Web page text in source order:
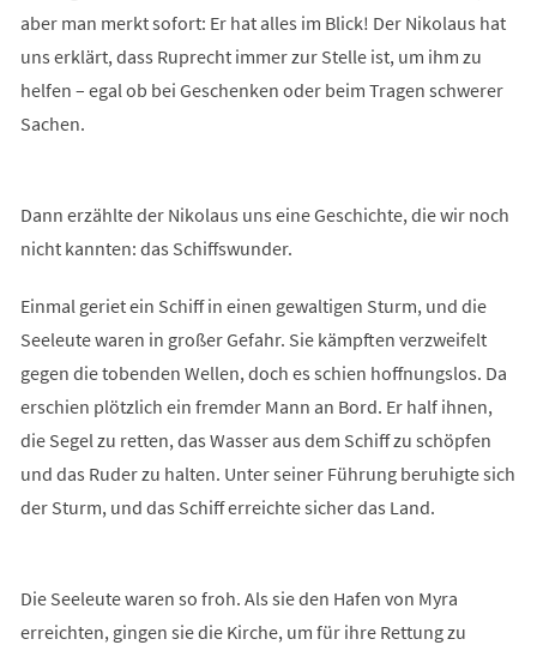
aber man merkt sofort: Er hat alles im Blick! Der Nikolaus hat
uns erklärt, dass Ruprecht immer zur Stelle ist, um ihm zu
helfen – egal ob bei Geschenken oder beim Tragen schwerer
Sachen.
Dann erzählte der Nikolaus uns eine Geschichte, die wir noch
nicht kannten: das Schiffswunder.
Einmal geriet ein Schiff in einen gewaltigen Sturm, und die
Seeleute waren in großer Gefahr. Sie kämpften verzweifelt
gegen die tobenden Wellen, doch es schien hoffnungslos. Da
erschien plötzlich ein fremder Mann an Bord. Er half ihnen,
die Segel zu retten, das Wasser aus dem Schiff zu schöpfen
und das Ruder zu halten. Unter seiner Führung beruhigte sich
der Sturm, und das Schiff erreichte sicher das Land.
Die Seeleute waren so froh. Als sie den Hafen von Myra
erreichten, gingen sie die Kirche, um für ihre Rettung zu